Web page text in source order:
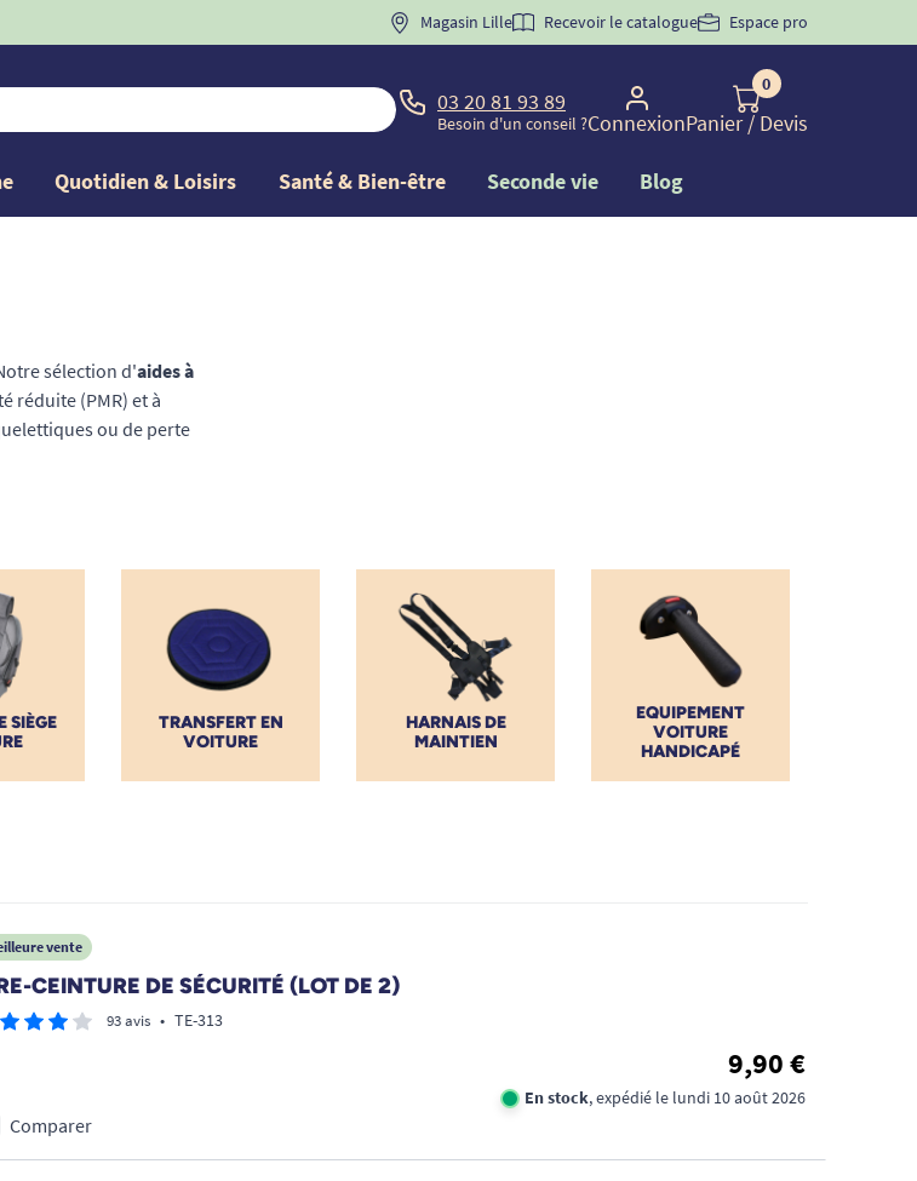
BIENVENUE" pourla 1ère commande d'incontinence
Magasin Lille Recevoir le catalogue Espace pro
03 20 81 93 89
Besoin d'un conseil ?Connexion
0
Panier/ Devis
Quotidien & Loisirs Santé & Bien-être Seconde vie Blog
sélection d'aides à
réduite (PMR) et à
ou de perte
durant les trajets
SIÈGE
TRANSFERT EN
VOITURE
HARNAIS DE
MAINTIEN
EQUIPEMENT
VOITURE
HANDICAPÉ
vente
CEINTURE DE SÉCURITÉ (LOT DE 2)
93 avis • TE-313
9,90 €
En stock, expédié le lundi 10 août 2026
Comparer